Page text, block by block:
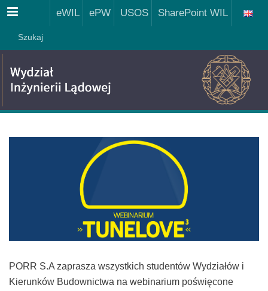
eWIL ePW USOS SharePoint WIL
Menu
Szukaj
PORR S.A zaprasza wszystkich studentów Wydziałów i
Kierunków Budownictwa na webinarium poświęcone